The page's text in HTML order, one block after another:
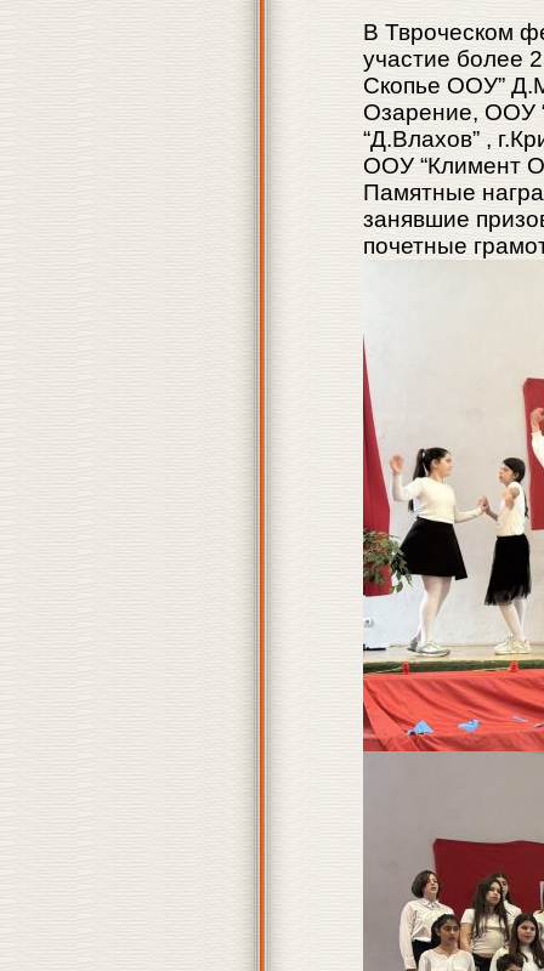
В Твроческом
участие более
Скопье ООУ”
Озарение, ООУ
“Д.Влахов” ,
ООУ “Климент
Памятные
занявшие
почетные